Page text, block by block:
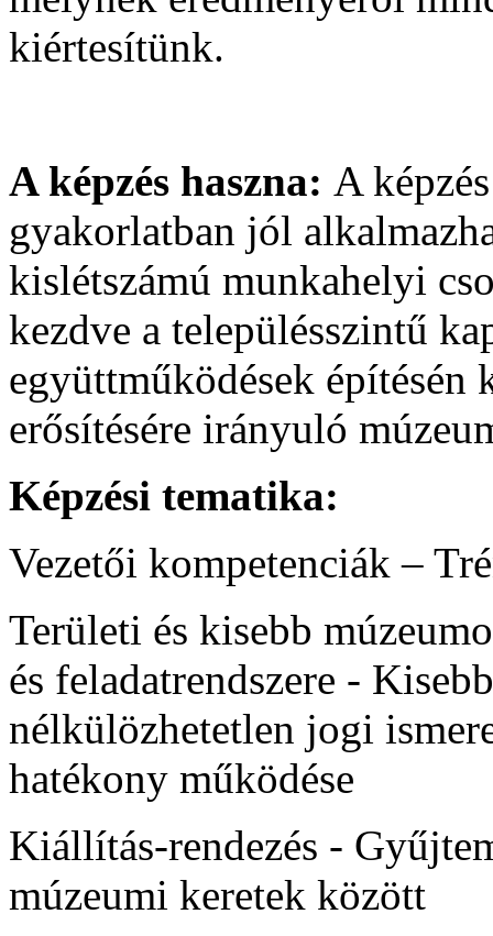
kiértesítünk.
A képzés haszna: A
gyakorlatban jól
kislétszámú munkahelyi
kezdve a településszintű
együttműködések építésén
erősítésére irányuló
Képzési tematika:
Vezetői kompetenciák –
Területi és kisebb
és feladatrendszere -
nélkülözhetetlen jogi
hatékony működése
Kiállítás-rendezés -
múzeumi keretek között